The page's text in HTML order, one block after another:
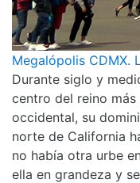
Megalópolis CDMX.
Durante siglo y
centro del reino
occidental, su
norte de California
no había otra urbe
ella en grandeza y